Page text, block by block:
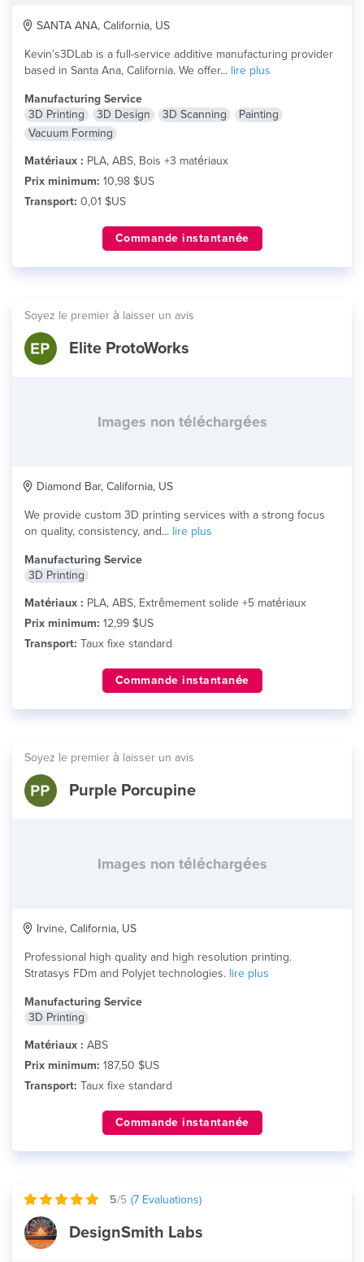
SANTA ANA, California, US
Kevin’s3DLab is a full-service additive manufacturing provider
based in Santa Ana, California. We offer... lire plus
Manufacturing Service
3D Printing
3D Design 3D Scanning
Painting
Vacuum Forming
Matériaux : PLA, ABS, Bois +3 matériaux
Prix minimum: 10,98 $US
Transport: 0,01 $US
Commande instantanée
Soyez le premier à laisser un avis
Elite ProtoWorks
Images non téléchargées
Diamond Bar, California, US
We provide custom 3D printing services with a strong focus
on quality, consistency, and... lire plus
Manufacturing Service
3D Printing
Matériaux : PLA, ABS, Extrêmement solide +5 matériaux
Prix minimum: 12,99 $US
Transport: Taux fixe standard
Commande instantanée
Soyez le premier à laisser un avis
Purple Porcupine
Images non téléchargées
Irvine, California, US
Professional high quality and high resolution printing.
Stratasys FDm and Polyjet technologies. lire plus
Manufacturing Service
3D Printing
Matériaux : ABS
Prix minimum: 187,50 $US
Transport: Taux fixe standard
Commande instantanée
5/5 (7 Evaluations)
DesignSmith Labs